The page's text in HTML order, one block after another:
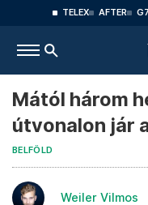
TELEX AFTER G7
Mától három
útvonalon jár
BELFÖLD
Weiler Vilmos